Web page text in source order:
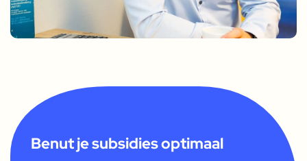
Benut je subsidies optimaal